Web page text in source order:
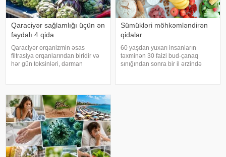
Qaraciyər sağlamlığı üçün ən
faydalı 4 qida
Qaraciyər orqanizmin əsas
filtrasiya orqanlarından biridir və
hər gün toksinləri, dərman
federal ekspert onkologiya
klinikalar
Sümükləri möhkəmləndirən
qidalar
60 yaşdan yuxarı insanların
təxminən 30 faizi bud-çanaq
sınığından sonra bir il ərzində